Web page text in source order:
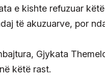
e kishte refuzuar
të akuzuarve, por
Gjykata
këtë rast.